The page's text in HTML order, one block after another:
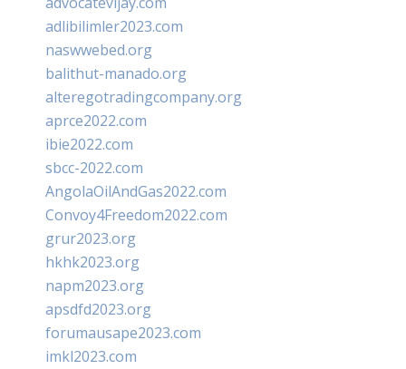
adlibilimler2023.com
naswwebed.org
balithut-manado.org
alteregotradingcompany.org
aprce2022.com
ibie2022.com
sbcc-2022.com
AngolaOilAndGas2022.com
Convoy4Freedom2022.com
grur2023.org
hkhk2023.org
napm2023.org
apsdfd2023.org
forumausape2023.com
imkl2023.com